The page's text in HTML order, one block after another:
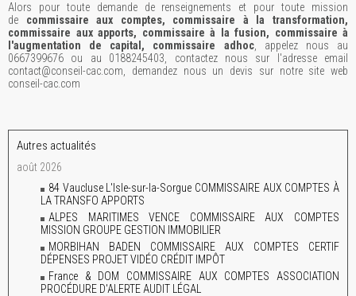
Alors pour toute demande de renseignements et pour toute mission
de commissaire aux comptes, commissaire à la transformation,
commissaire aux apports, commissaire à la fusion, commissaire à
l'augmentation de capital, commissaire adhoc, appelez nous au
0667399676 ou au 0188245403, contactez nous sur l'adresse email
contact@conseil-cac.com, demandez nous un devis sur notre site web
conseil-cac.com
Autres actualités
août 2026
84 Vaucluse L'Isle-sur-la-Sorgue COMMISSAIRE AUX COMPTES À
LA TRANSFO APPORTS
ALPES MARITIMES VENCE COMMISSAIRE AUX COMPTES
MISSION GROUPE GESTION IMMOBILIER
MORBIHAN BADEN COMMISSAIRE AUX COMPTES CERTIF
DÉPENSES PROJET VIDÉO CRÉDIT IMPÔT
France & DOM COMMISSAIRE AUX COMPTES ASSOCIATION
PROCÉDURE D'ALERTE AUDIT LÉGAL